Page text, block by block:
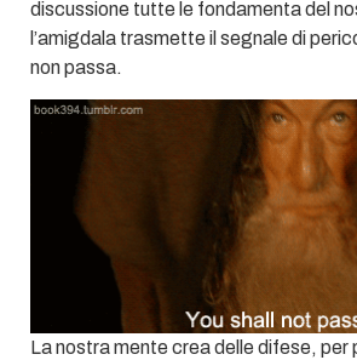
discussione tutte le fondamenta del
l’amigdala trasmette il segnale di
non passa.
La nostra mente crea delle difese,